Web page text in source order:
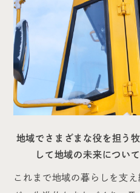
地域でさまざまな役を担う
して地域の未来につい
これまで地域の暮らしを支